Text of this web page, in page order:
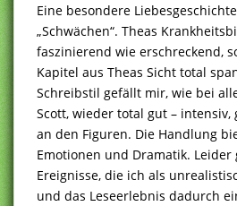
Eine besondere
„Schwächen“. Theas
faszinierend wie erschreckend,
Kapitel aus Theas Sicht total
Schreibstil gefällt mir, wie bei
Scott, wieder total gut – intensiv,
an den Figuren. Die Handlung
Emotionen und Dramatik. Leider
Ereignisse, die ich als
und das Leseerlebnis dadurch